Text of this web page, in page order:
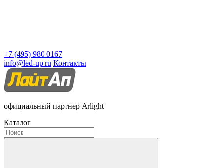
+7 (495) 980 0167
info@led-up.ru Контакты
официальный партнер Arlight
Каталог